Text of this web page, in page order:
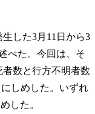
生した3月11日から3
べた。今回は、そ
数と行方不明者数
しめした。いずれ
した。